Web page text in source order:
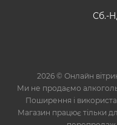
Сб.-
2026 © Онлайн
Ми не продаємо
Поширення і
Магазин працює тільки